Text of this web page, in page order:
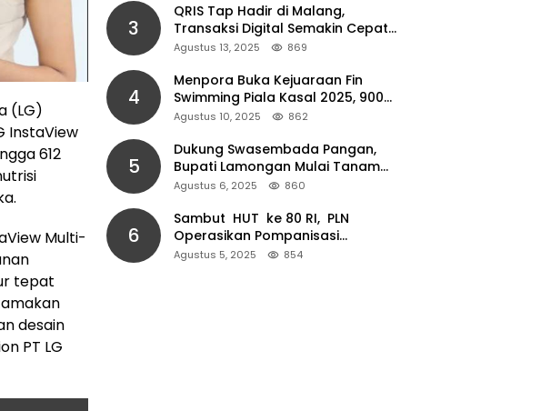
(LG)
InstaView
612
Multi-
tepat
desain
PT LG
3
QRIS Tap Hadir di Malang,
Transaksi Digital Semakin Cepat
dan Mudah dengan Teknologi NFC
Agustus 13, 2025 869
4
Menpora Buka Kejuaraan Fin
Swimming Piala Kasal 2025, 900
Atlet Ambil Bagian
Agustus 10, 2025 862
5
Dukung Swasembada Pangan,
Bupati Lamongan Mulai Tanam
Padi Musim Ketiga
Agustus 6, 2025 860
6
Sambut HUT ke 80 RI, PLN
Operasikan Pompanisasi
Persawahan dan Akses Air Bersih
Agustus 5, 2025 854